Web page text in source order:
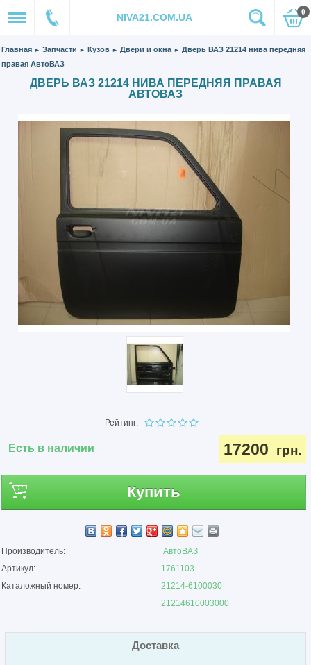
NIVA21.COM.UA 0
Главная ► Запчасти ► Кузов ► Двери и окна ► Дверь ВАЗ 21214 нива передняя
правая АвтоВАЗ
ДВЕРЬ ВАЗ 21214 НИВА ПЕРЕДНЯЯ ПРАВАЯ
АВТОВАЗ
Рейтинг:
Есть в наличии 17200 грн.
Купить
Производитель:
АвтоВАЗ
Артикул:
1761103
Каталожный номер:
21214-6100030
21214610003000
Доставка